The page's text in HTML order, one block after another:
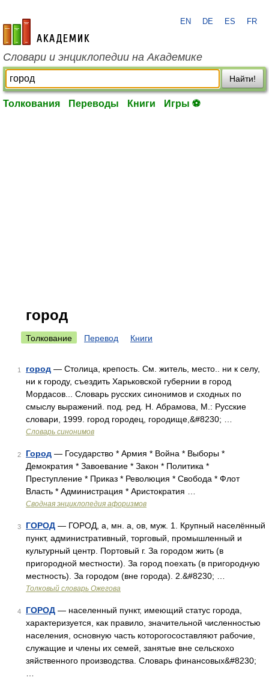
academic.ru
EN DE ES FR
Словари и энциклопедии на Академике
Найти!
Толкования Переводы Книги Игры ⚽
город
Толкование Перевод Книги
1 город — Столица, крепость. См. житель, место.. ни к селу,
ни к городу, съездить Харьковской губернии в город
Мордасов... Словарь русских синонимов и сходных по
смыслу выражений. под. ред. Н. Абрамова, М.: Русские
словари, 1999. город городец, городище,&#8230; …
Словарь синонимов
2 Город — Государство * Армия * Война * Выборы *
Демократия * Завоевание * Закон * Политика *
Преступление * Приказ * Революция * Свобода * Флот
Власть * Администрация * Аристократия …
Сводная энциклопедия афоризмов
3 ГОРОД — ГОРОД, а, мн. а, ов, муж. 1. Крупный населённый
пункт, административный, торговый, промышленный и
культурный центр. Портовый г. За городом жить (в
пригородной местности). За город поехать (в пригородную
местность). За городом (вне города). 2.&#8230; …
Толковый словарь Ожегова
4 ГОРОД — населенный пункт, имеющий статус города,
характеризуется, как правило, значительной численностью
населения, основную часть которогосоставляют рабочие,
служащие и члены их семей, занятые вне сельскохо
зяйственного производства. Словарь финансовых&#8230;